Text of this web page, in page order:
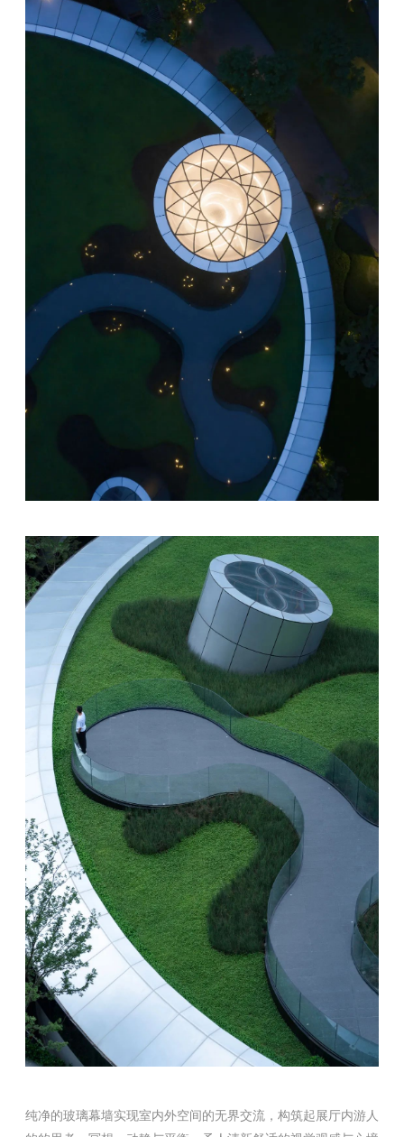
纯净的玻璃幕墙实现室内外空间的无界交流，构筑起展厅内游人